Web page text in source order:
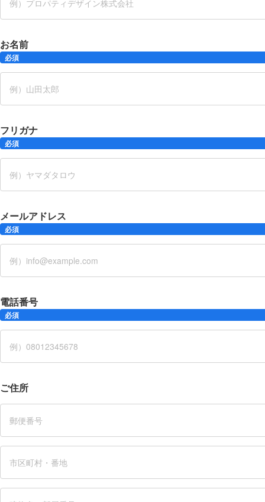
お名前
必須
フリガナ
必須
メールアドレス
必須
電話番号
必須
ご住所